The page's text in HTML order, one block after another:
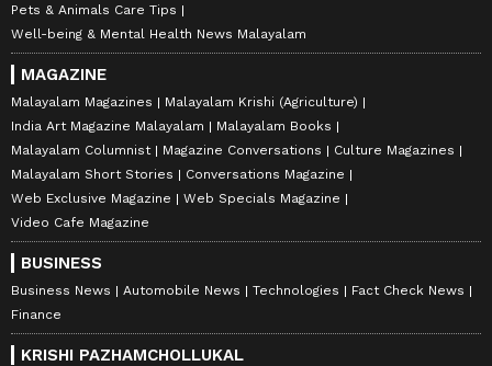
Pets & Animals Care Tips
Well-being & Mental Health News Malayalam
MAGAZINE
Malayalam Magazines
Malayalam Krishi (Agriculture)
India Art Magazine Malayalam
Malayalam Books
Malayalam Columnist
Magazine Conversations
Culture Magazines
Malayalam Short Stories
Conversations Magazine
Web Exclusive Magazine
Web Specials Magazine
Video Cafe Magazine
BUSINESS
Business News Automobile News Technologies
Fact Check News
Finance
KRISHI PAZHAMCHOLLUKAL